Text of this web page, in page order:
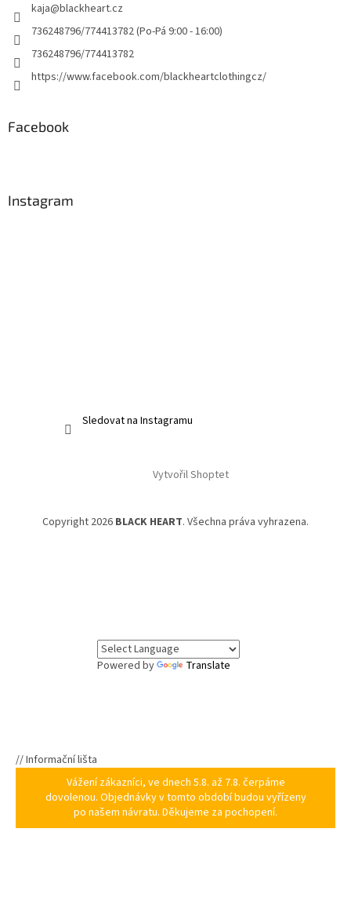
kaja@blackheart.cz
736248796/774413782 (Po-Pá 9:00 - 16:00)
736248796/774413782
https://www.facebook.com/blackheartclothingcz/
Facebook
Instagram
Sledovat na Instagramu
Vytvořil Shoptet
Copyright 2026 BLACK HEART. Všechna práva vyhrazena.
Powered by Translate
// Informační lišta
Vážení zákazníci, ve dnech 5.8. až 7.8. čerpáme
dovolenou. Objednávky v tomto období budou vyřízeny
po našem návratu. Děkujeme za pochopení.